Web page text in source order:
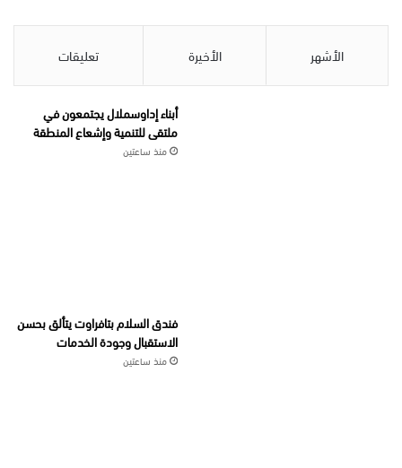
الأشهر الأخيرة تعليقات
أبناء إداوسملال يجتمعون في
ملتقى للتنمية وإشعاع المنطقة
منذ ساعتين
فندق السلام بتافراوت يتألق بحسن
الاستقبال وجودة الخدمات
منذ ساعتين